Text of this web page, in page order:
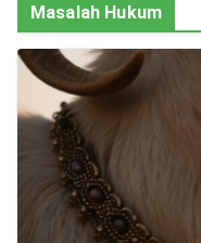
Masalah Hukum